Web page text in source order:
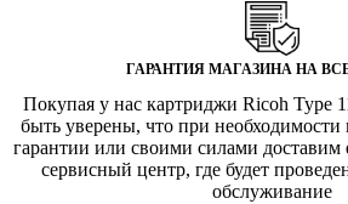
ГАРАНТИЯ МАГАЗИНА НА
Покупая у нас картриджи Ricoh Type
быть уверены, что при
гарантии или своими силами доставим
сервисный центр, где будет
обслуживание